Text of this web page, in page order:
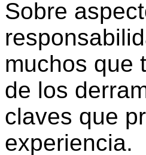
Sobre
muchos que
de los
claves que
experiencia.